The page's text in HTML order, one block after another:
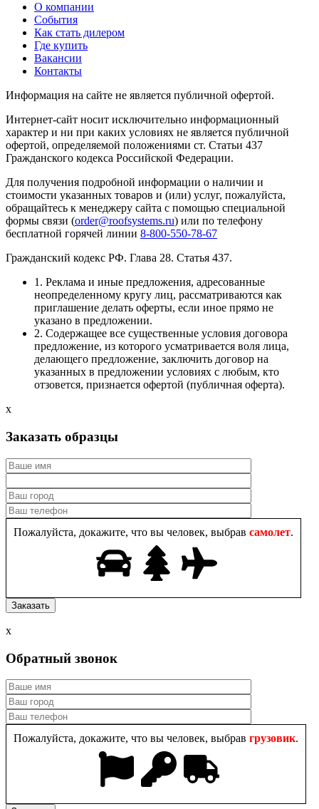
О компании
События
Как стать дилером
Где купить
Вакансии
Контакты
Информация на сайте не является публичной офертой.
Интернет-сайт носит исключительно информационный
характер и ни при каких условиях не является публичной
офертой, определяемой положениями ст. Статьи 437
Гражданского кодекса Российской Федерации.
Для получения подробной информации о наличии и
стоимости указанных товаров и (или) услуг, пожалуйста,
обращайтесь к менеджеру сайта с помощью специальной
формы связи (order@roofsystems.ru) или по телефону
бесплатной горячей линии 8-800-550-78-67
Гражданский кодекс РФ. Глава 28. Статья 437.
1. Реклама и иные предложения, адресованные
неопределенному кругу лиц, рассматриваются как
приглашение делать оферты, если иное прямо не
указано в предложении.
2. Содержащее все существенные условия договора
предложение, из которого усматривается воля лица,
делающего предложение, заключить договор на
указанных в предложении условиях с любым, кто
отзовется, признается офертой (публичная оферта).
x
Заказать образцы
Пожалуйста, докажите, что вы человек, выбрав самолет.
x
Обратный звонок
Пожалуйста, докажите, что вы человек, выбрав грузовик.